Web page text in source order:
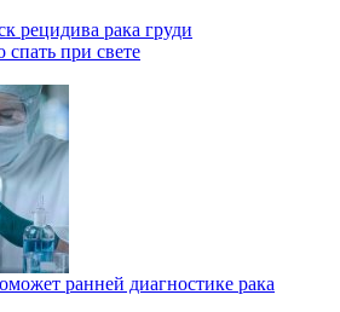
рецидива рака груди
при свете
ранней диагностике рака